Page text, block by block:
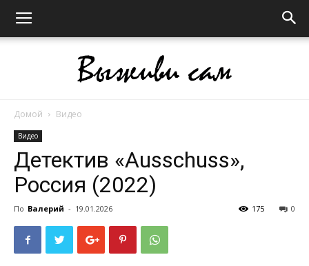
сам
Домой Видео
Видео
Детектив «Ausschuss»,
Россия (2022)
По Валерий - 19.01.2026 0
175